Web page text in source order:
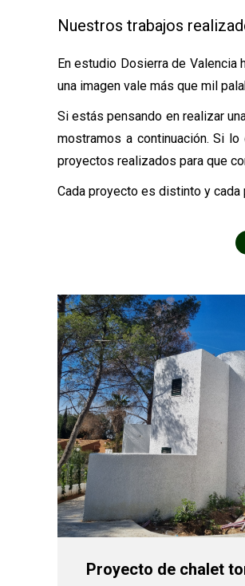
Nuestros trabajos
En estudio Dosierra de
una imagen vale más que mil
Si estás pensando en realizar
mostramos a continuación. Si
proyectos realizados para que
Cada proyecto es distinto y
Proyecto de chalet